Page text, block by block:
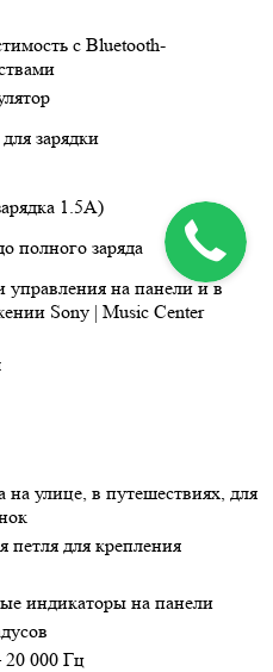
с Bluetooth-
зарядки
1.5A)
полного заряда
управления на панели и в
Sony | Music Center
улице, в путешествиях, для
петля для крепления
индикаторы на панели
20 000 Гц